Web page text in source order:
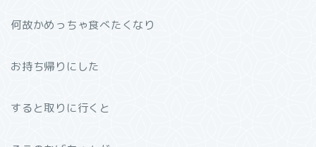
何故かめっちゃ食べたくなり
お持ち帰りにした
すると取りに行くと